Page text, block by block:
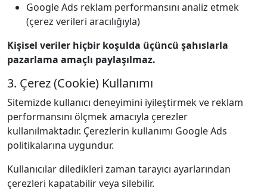
Google Ads reklam performansını analiz etmek
(çerez verileri aracılığıyla)
Kişisel veriler hiçbir koşulda üçüncü şahıslarla
pazarlama amaçlı paylaşılmaz.
3. Çerez (Cookie) Kullanımı
Sitemizde kullanıcı deneyimini iyileştirmek ve reklam
performansını ölçmek amacıyla çerezler
kullanılmaktadır. Çerezlerin kullanımı Google Ads
politikalarına uygundur.
Kullanıcılar diledikleri zaman tarayıcı ayarlarından
çerezleri kapatabilir veya silebilir.